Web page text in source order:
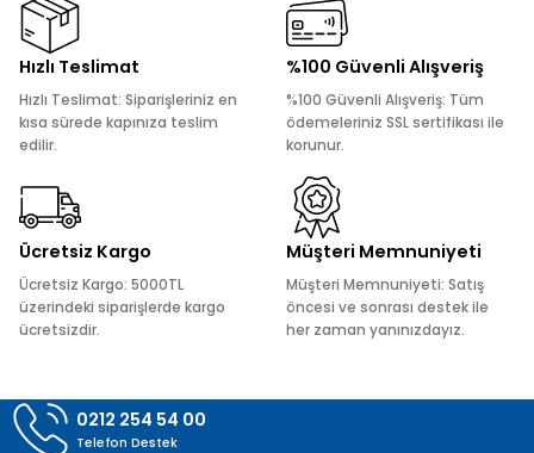
Ürün resmi kalitesiz, bozuk veya görüntülenemiyor.
Ürün bilgilerinde hatalar bulunuyor.
Ürün fiyatı diğer sitelerden daha pahalı.
Bu ürüne benzer farklı alternatifler olmalı.
Hızlı Teslimat
Hızlı Teslimat: Siparişleriniz en
kısa sürede kapınıza teslim
edilir.
%100 Güvenli Alışveriş
%100 Güvenli Alışveriş: Tüm
ödemeleriniz SSL sertifikası ile
korunur.
Ücretsiz Kargo
Ücretsiz Kargo: 5000TL
üzerindeki siparişlerde kargo
ücretsizdir.
Müşteri Memnuniyeti
Müşteri Memnuniyeti: Satış
öncesi ve sonrası destek ile
her zaman yanınızdayız.
0212 254 54 00
Telefon Destek